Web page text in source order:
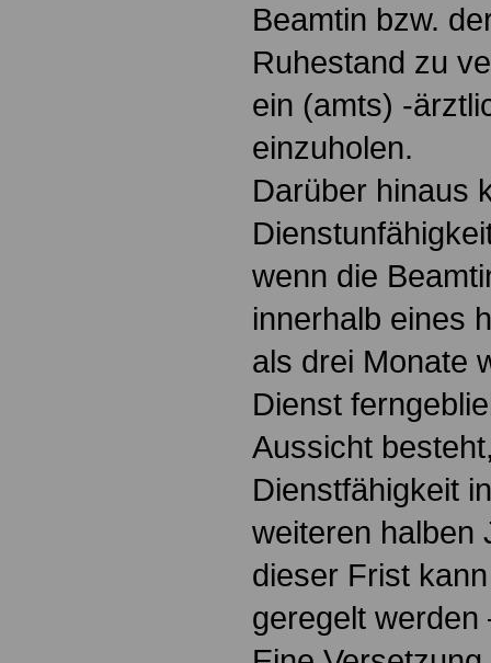
Beamtin bzw.
Ruhestand zu
ein (amts) -
einzuholen.
Darüber hinaus
wenn die
innerhalb eines
als drei Monate
Dienst
Aussicht
Dienstfähigkeit
weiteren halben
dieser Frist
geregelt